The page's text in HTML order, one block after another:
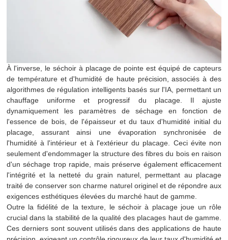
À l'inverse, le séchoir à placage de pointe est équipé de capteurs
de température et d'humidité de haute précision, associés à des
algorithmes de régulation intelligents basés sur l'IA, permettant un
chauffage uniforme et progressif du placage. Il ajuste
dynamiquement les paramètres de séchage en fonction de
l'essence de bois, de l'épaisseur et du taux d'humidité initial du
placage, assurant ainsi une évaporation synchronisée de
l'humidité à l'intérieur et à l'extérieur du placage. Ceci évite non
seulement d'endommager la structure des fibres du bois en raison
d'un séchage trop rapide, mais préserve également efficacement
l'intégrité et la netteté du grain naturel, permettant au placage
traité de conserver son charme naturel originel et de répondre aux
exigences esthétiques élevées du marché haut de gamme.
Outre la fidélité de la texture, le séchoir à placage joue un rôle
crucial dans la stabilité de la qualité des placages haut de gamme.
Ces derniers sont souvent utilisés dans des applications de haute